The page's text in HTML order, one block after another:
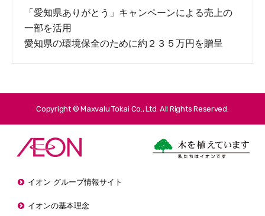
「愛知県ありがとう」キャンペーンによる売上の
一部を活用
愛知県の環境保全のために約２３５万円を贈呈
Copyright © Maxvalu Tokai Co., Ltd. All Rights Reserved.
イオン グループ情報サイト
イオンの基本理念